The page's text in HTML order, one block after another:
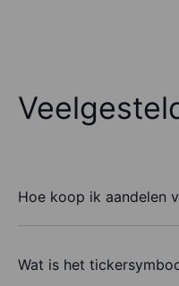
Hoe koop ik aandelen
Wat is het